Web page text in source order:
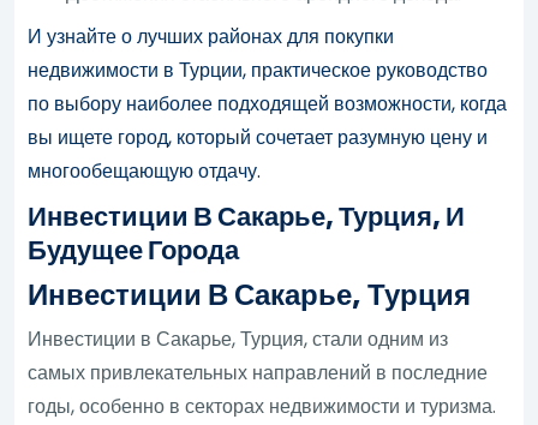
И узнайте о лучших районах для покупки
недвижимости в Турции, практическое руководство
по выбору наиболее подходящей возможности, когда
вы ищете город, который сочетает разумную цену и
многообещающую отдачу.
Инвестиции В Сакарье, Турция, И
Будущее Города
Инвестиции В Сакарье, Турция
Инвестиции в Сакарье, Турция, стали одним из
самых привлекательных направлений в последние
годы, особенно в секторах недвижимости и туризма.